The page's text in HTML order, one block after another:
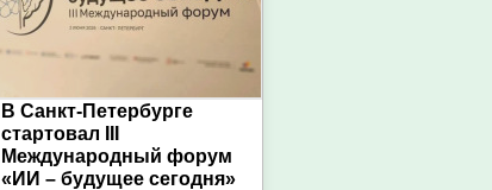
В Санкт-Петербурге
стартовал III
Международный форум
«ИИ – будущее сегодня»